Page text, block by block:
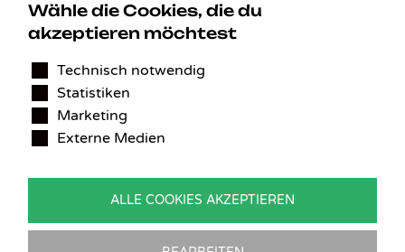
KONTAKT
Benedikt Stelzner
Autopflege Stelzner
Kohlgraben 2b
97799 Zeitlofs
Deutschland
service@detailingverliebt.de
Wähle die Cookies, die du
akzeptieren möchtest
Technisch notwendig
Statistiken
Marketing
Externe Medien
ALLE COOKIES AKZEPTIEREN